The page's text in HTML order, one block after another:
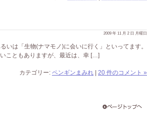
2009 年 11 月 2 日 月曜日
いは「生物(ナマモノ)に会いに行く」といってます。
こともありますが、最近は、幸 […]
カテゴリー: ペンギンまみれ 20 件のコメント »